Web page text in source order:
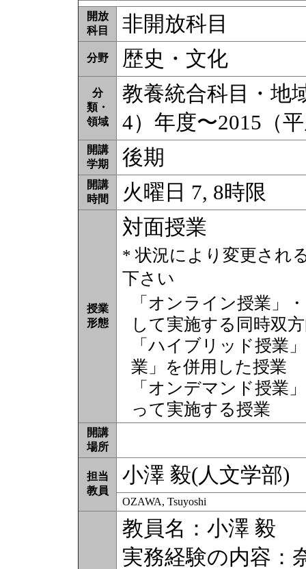
開放
科目
非開放科目
分野 歴史・文化
分
類・
領域
教養統合科目・地
4）年度〜2015（
開講
学期
後期
開講
時間
火曜日 7, 8時限
授業
形態
対面授業
* 状況により変更され
下さい
「オンライン授業」
して実施する同時双
「ハイブリッド授業
業」を併用した授業
「オンデマンド授業
って実施する授業
開講
場所
担当
教員
小澤 毅(人文学部)
OZAWA, Tsuyoshi
教員名：小澤 毅
実務経験の内容：